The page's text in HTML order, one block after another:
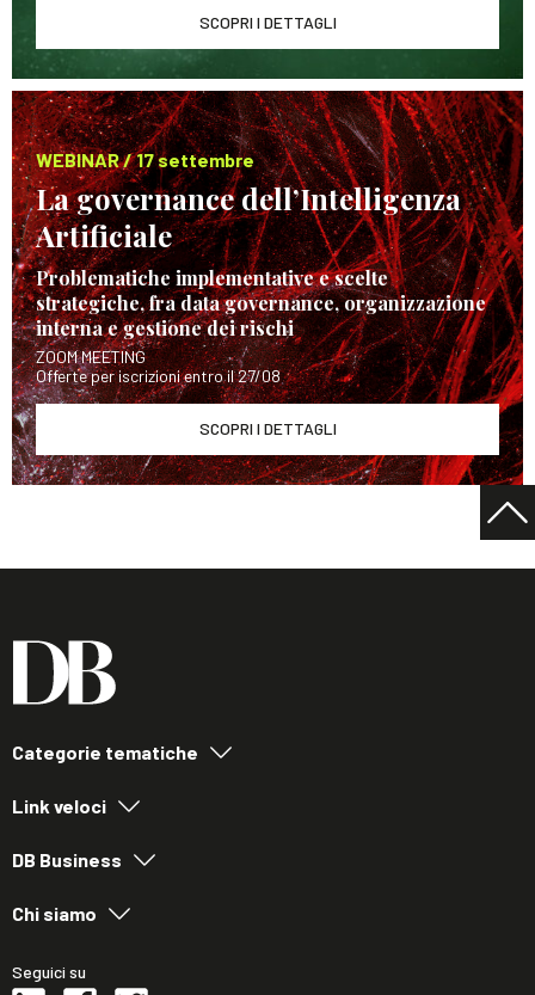
SCOPRI I DETTAGLI
WEBINAR / 17 settembre
La governance dell’Intelligenza
Artificiale
Problematiche implementative e scelte
strategiche, fra data governance, organizzazione
interna e gestione dei rischi
ZOOM MEETING
Offerte per iscrizioni entro il 27/08
SCOPRI I DETTAGLI
Categorie tematiche
Link veloci
DB Business
Chi siamo
Seguici su